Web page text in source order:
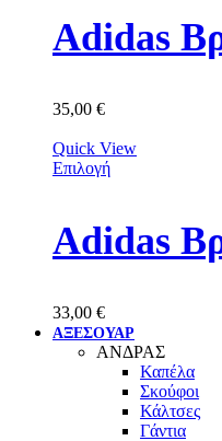
Adidas
35,00 €
Quick View
Επιλογή
Adidas
33,00 €
ΑΞΕΣΟΥΑΡ
ΑΝΔΡΑΣ
Καπέλα
Σκούφοι
Κάλτσες
Γάντια